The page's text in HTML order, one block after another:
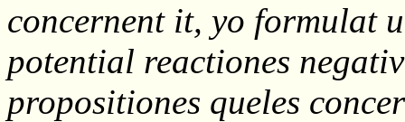
concernent it, yo formulat
potential reactiones
propositiones queles